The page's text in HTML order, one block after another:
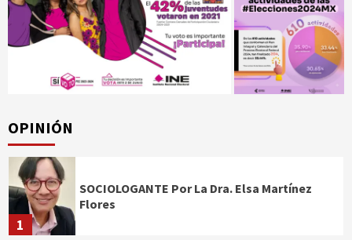
OPINIÓN
1
SOCIOLOGANTE Por La Dra. Elsa Martínez
Flores